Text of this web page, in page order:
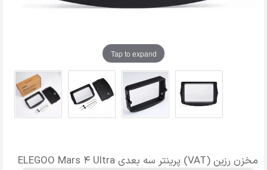
Tap to expand
مخزن رزین (VAT) پرینتر سه بعدی ELEGOO Mars 4 Ultra